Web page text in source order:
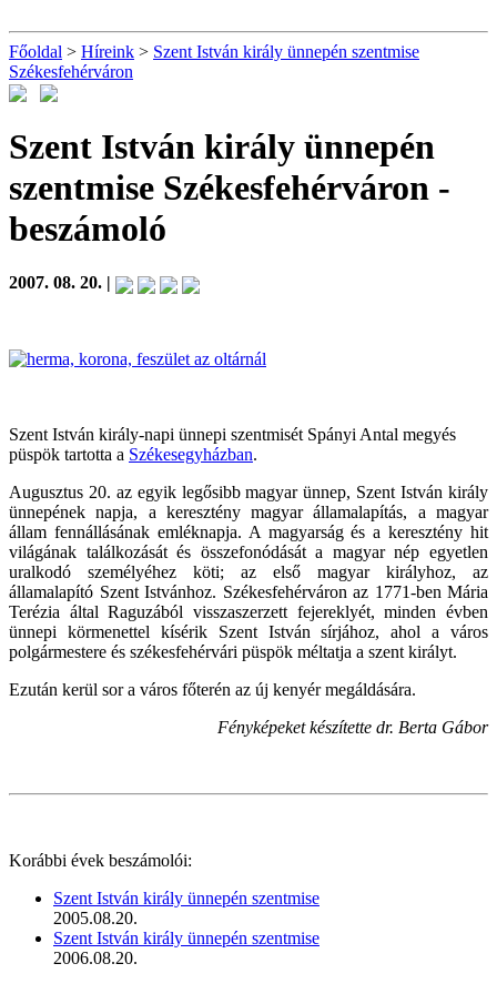
Főoldal > Híreink > Szent István király ünnepén szentmise
Székesfehérváron
Szent István király ünnepén
szentmise Székesfehérváron -
beszámoló
2007. 08. 20. |
Szent István király-napi ünnepi szentmisét Spányi Antal megyés
püspök tartotta a Székesegyházban.
Augusztus 20. az egyik legősibb magyar ünnep, Szent István király
ünnepének napja, a keresztény magyar államalapítás, a magyar
állam fennállásának emléknapja. A magyarság és a keresztény hit
világának találkozását és összefonódását a magyar nép egyetlen
uralkodó személyéhez köti; az első magyar királyhoz, az
államalapító Szent Istvánhoz. Székesfehérváron az 1771-ben Mária
Terézia által Raguzából visszaszerzett fejereklyét, minden évben
ünnepi körmenettel kísérik Szent István sírjához, ahol a város
polgármestere és székesfehérvári püspök méltatja a szent királyt.
Ezután kerül sor a város főterén az új kenyér megáldására.
Fényképeket készítette dr. Berta Gábor
Korábbi évek beszámolói:
Szent István király ünnepén szentmise
2005.08.20.
Szent István király ünnepén szentmise
2006.08.20.